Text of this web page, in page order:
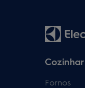
Cozinhar
Fornos